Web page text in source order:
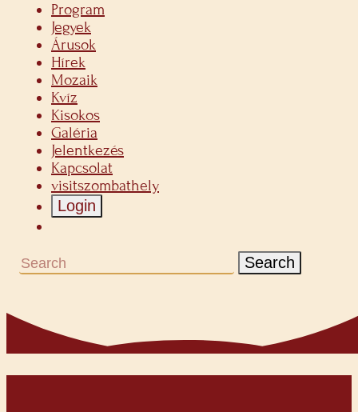
Program
Jegyek
Árusok
Hírek
Mozaik
Kvíz
Kisokos
Galéria
Jelentkezés
Kapcsolat
visitszombathely
Login
Search